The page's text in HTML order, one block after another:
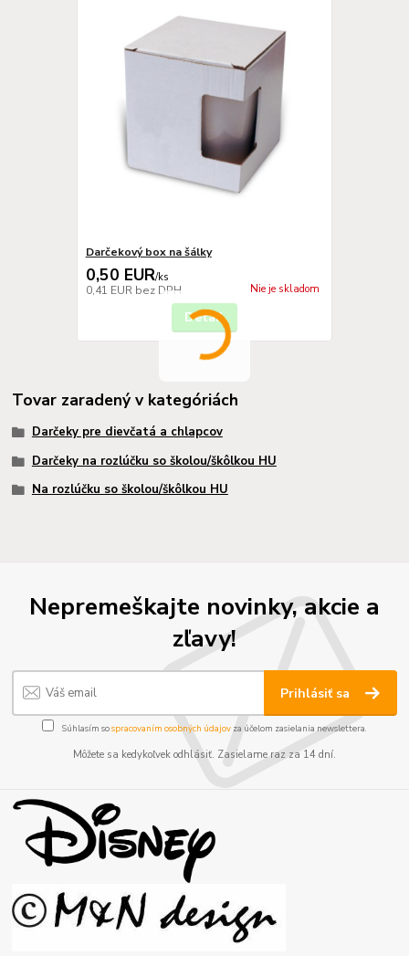
Darčekový box na šálky
0,50 EUR/ks
0,41 EUR bez DPH Nie je skladom
Detail
Tovar zaradený v kategóriách
Darčeky pre dievčatá a chlapcov
Darčeky na rozlúčku so školou/škôlkou HU
Na rozlúčku so školou/škôlkou HU
Nepremeškajte novinky, akcie a
zľavy!
Prihlásiť sa
Súhlasím sospracovaním osobných údajov za účelom zasielania newslettera.
Môžete sa kedykoľvek odhlásiť. Zasielame raz za 14 dní.